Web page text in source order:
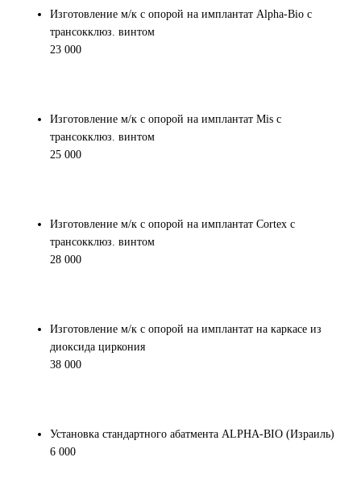
Изготовление м/к с опорой на имплантат Alpha-Bio с
трансокклюз. винтом
23 000
Изготовление м/к с опорой на имплантат Mis с
трансокклюз. винтом
25 000
Изготовление м/к с опорой на имплантат Cortex с
трансокклюз. винтом
28 000
Изготовление м/к с опорой на имплантат на каркасе из
диоксида циркония
38 000
Установка стандартного абатмента ALPHA-BIO (Израиль)
6 000